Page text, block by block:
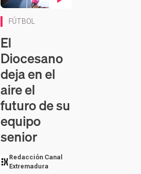
FÚTBOL
El
Diocesano
deja en el
aire el
futuro de su
equipo
senior
Redacción Canal
Extremadura